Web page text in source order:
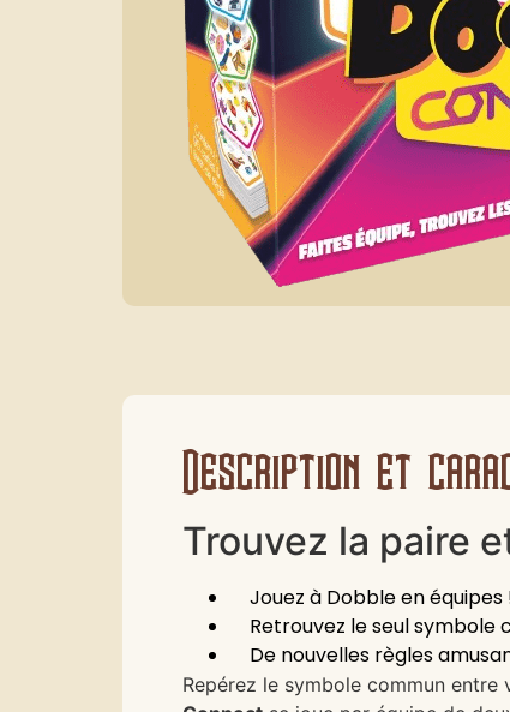
Description et
Trouvez la paire
Jouez à Dobble en équipes
Retrouvez le seul symbole
De nouvelles règles
Repérez le symbole commun